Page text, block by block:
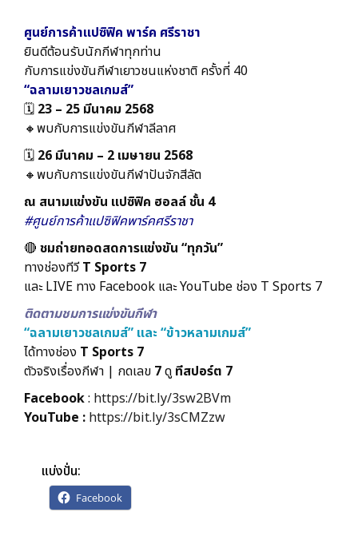
ศูนย์การค้าแปซิฟิค พาร์ค ศรีราชา
ยินดีต้อนรับนักกีฬาทุกท่าน
กับการแข่งขันกีฬาเยาวชนแห่งชาติ ครั้งที่ 40
“ฉลามเยาวชลเกมส์”
🗓️ 23 – 25 มีนาคม 2568
🔸️พบกับการแข่งขันกีฬาลีลาศ
🗓️ 26 มีนาคม – 2 เมษายน 2568
🔸️พบกับการแข่งขันกีฬาปันจักสีลัต
ณ สนามแข่งขัน แปซิฟิค ฮอลล์ ชั้น 4
#ศูนย์การค้าแปซิฟิคพาร์คศรีราชา
🔴 ชมถ่ายทอดสดการแข่งขัน “ทุกวัน”
ทางช่องทีวีT Sports 7
และ LIVE ทาง Facebook และ YouTube ช่อง T Sports 7
ติดตามชมการแข่งขันกีฬา
“ฉลามเยาวชลเกมส์” และ “ข้าวหลามเกมส์”
ได้ทางช่อง T Sports 7
ตัวจริงเรื่องกีฬา | กดเลข 7ดูทีสปอร์ต 7
Facebook: https://bit.ly/3sw2BVm
YouTube : https://bit.ly/3sCMZzw
แบ่งปั่น:
Facebook